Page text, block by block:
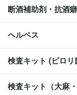
断酒補助剤・抗酒
ヘルペス
検査キット (ピロリ
検査キット（大麻